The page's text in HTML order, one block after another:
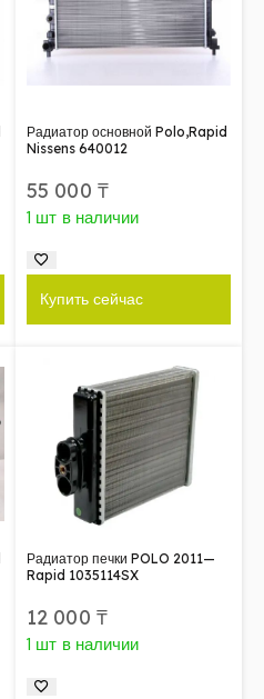
Радиатор основной Polo,Rapid
Nissens 640012
55 000 ₸
1 шт в наличии
Купить сейчас
Радиатор печки POLO 2011—
Rapid 1035114SX
12 000 ₸
1 шт в наличии